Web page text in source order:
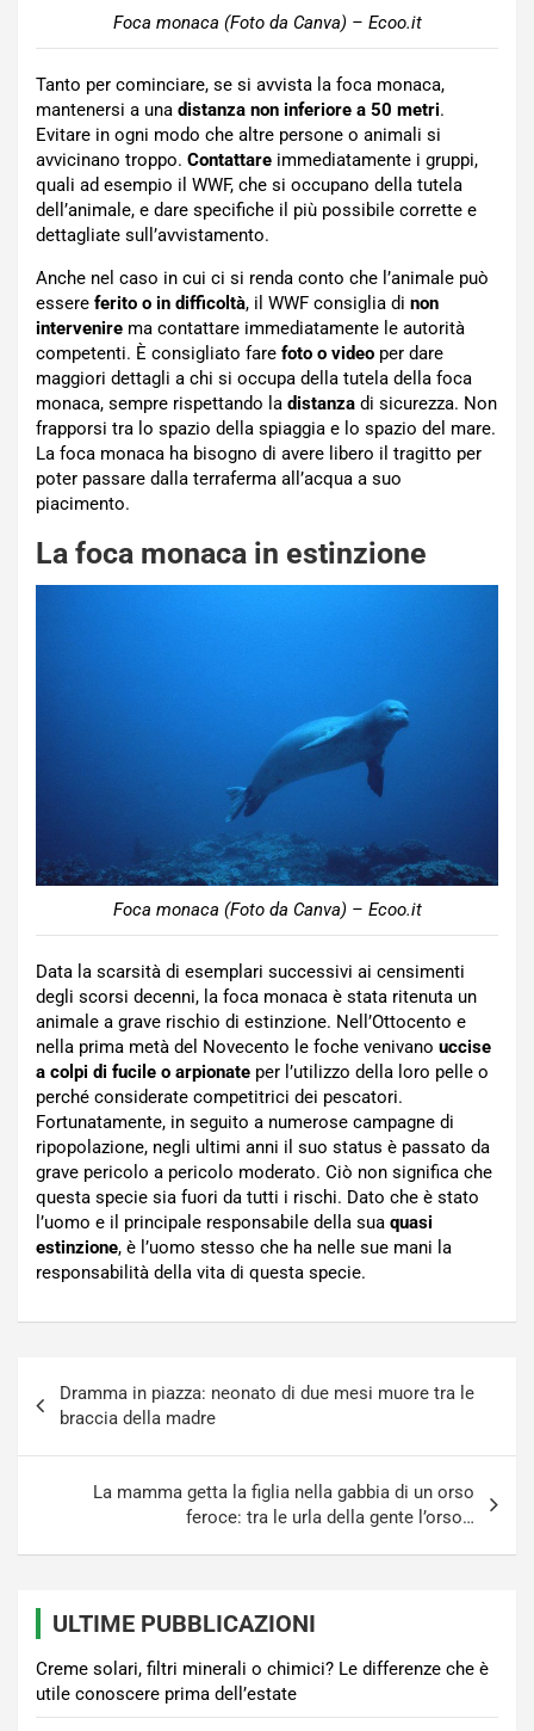
Foca monaca (Foto da Canva) – Ecoo.it
Tanto per cominciare, se si avvista la foca monaca,
mantenersi a una distanza non inferiore a 50 metri.
Evitare in ogni modo che altre persone o animali si
avvicinano troppo. Contattare immediatamente i gruppi,
quali ad esempio il WWF, che si occupano della tutela
dell’animale, e dare specifiche il più possibile corrette e
dettagliate sull’avvistamento.
Anche nel caso in cui ci si renda conto che l’animale può
essere ferito o in difficoltà, il WWF consiglia di non
intervenire ma contattare immediatamente le autorità
competenti. È consigliato fare foto o video per dare
maggiori dettagli a chi si occupa della tutela della foca
monaca, sempre rispettando la distanza di sicurezza. Non
frapporsi tra lo spazio della spiaggia e lo spazio del mare.
La foca monaca ha bisogno di avere libero il tragitto per
poter passare dalla terraferma all’acqua a suo
piacimento.
La foca monaca in estinzione
Foca monaca (Foto da Canva) – Ecoo.it
Data la scarsità di esemplari successivi ai censimenti
degli scorsi decenni, la foca monaca è stata ritenuta un
animale a grave rischio di estinzione. Nell’Ottocento e
nella prima metà del Novecento le foche venivano uccise
a colpi di fucile o arpionate per l’utilizzo della loro pelle o
perché considerate competitrici dei pescatori.
Fortunatamente, in seguito a numerose campagne di
ripopolazione, negli ultimi anni il suo status è passato da
grave pericolo a pericolo moderato. Ciò non significa che
questa specie sia fuori da tutti i rischi. Dato che è stato
l’uomo e il principale responsabile della sua quasi
estinzione, è l’uomo stesso che ha nelle sue mani la
responsabilità della vita di questa specie.
articoli
Dramma in piazza: neonato di due mesi muore tra le
braccia della madre
La mamma getta la figlia nella gabbia di un orso
feroce: tra le urla della gente l’orso…
ULTIME PUBBLICAZIONI
Creme solari, filtri minerali o chimici? Le differenze che è
utile conoscere prima dell’estate